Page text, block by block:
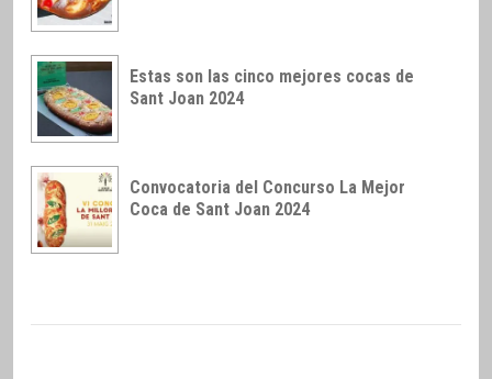
Estas son las cinco mejores cocas de
Sant Joan 2024
Convocatoria del Concurso La Mejor
Coca de Sant Joan 2024